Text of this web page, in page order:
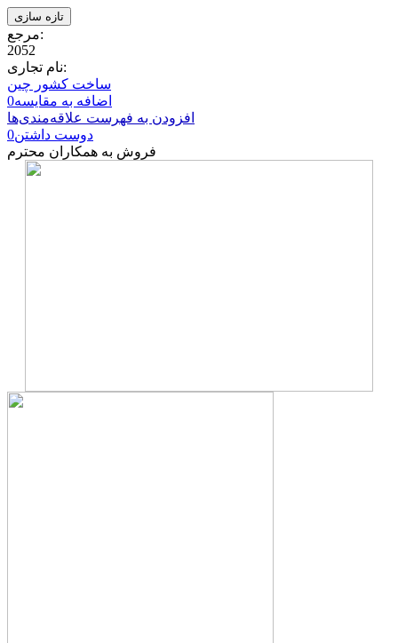
مرجع:
2052
نام تجاری:
ساخت کشور چین
اضافه به مقایسه0
افزودن به فهرست علاقه‌مندی‌ها
دوست داشتن0
فروش به همکاران محترم